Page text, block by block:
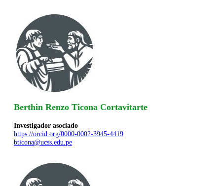
Berthin Renzo Ticona Cortavitarte
Investigador asociado
https://orcid.org/0000-0002-3945-4419
bticona@ucss.edu.pe